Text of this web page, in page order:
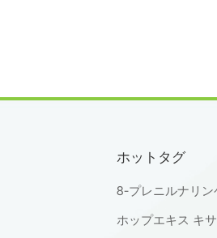
ホットタグ
8-プレニルナリン
ホップエキス キ